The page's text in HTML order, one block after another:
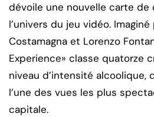
dévoile une nouvelle carte
l’univers du jeu vidéo.
Costamagna et Lorenzo
Experience» classe quatorze
niveau d’intensité alcoolique,
l’une des vues les plus
capitale.